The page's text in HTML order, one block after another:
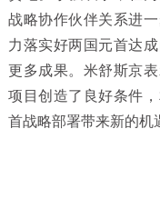
战略协作伙伴关系进
力落实好两国元首达
更多成果。米舒斯京
项目创造了良好条件
首战略部署带来新的机